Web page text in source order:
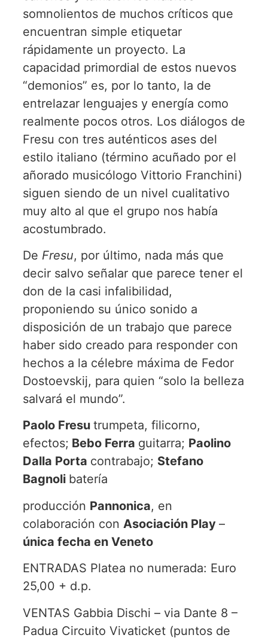
somnolientos de muchos críticos que
encuentran simple etiquetar
rápidamente un proyecto. La
capacidad primordial de estos nuevos
“demonios” es, por lo tanto, la de
entrelazar lenguajes y energía como
realmente pocos otros. Los diálogos de
Fresu con tres auténticos ases del
estilo italiano (término acuñado por el
añorado musicólogo Vittorio Franchini)
siguen siendo de un nivel cualitativo
muy alto al que el grupo nos había
acostumbrado.
De Fresu, por último, nada más que
decir salvo señalar que parece tener el
don de la casi infalibilidad,
proponiendo su único sonido a
disposición de un trabajo que parece
haber sido creado para responder con
hechos a la célebre máxima de Fedor
Dostoevskij, para quien “solo la belleza
salvará el mundo”.
Paolo Fresu trumpeta, filicorno,
efectos; Bebo Ferra guitarra; Paolino
Dalla Porta contrabajo; Stefano
Bagnoli batería
producción Pannonica, en
colaboración con Asociación Play –
única fecha en Veneto
ENTRADAS Platea no numerada: Euro
25,00 + d.p.
VENTAS Gabbia Dischi – via Dante 8 –
Padua Circuito Vivaticket (puntos de